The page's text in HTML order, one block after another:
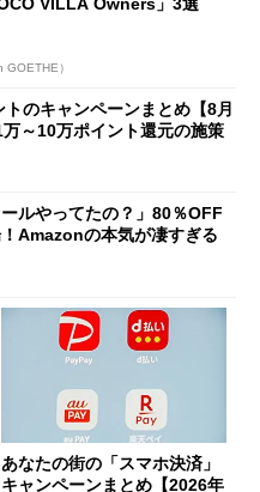
VILLA Owners」3選
）
のキャンペーンまとめ【8月
～10万ポイント還元の施策
ールやってたの？」80％OFF
Amazonの本気が凄すぎる
あなたの街の「スマホ決済」
キャンペーンまとめ【2026年